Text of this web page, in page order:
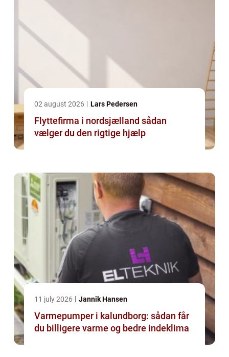
02 august 2026 Lars Pedersen
Flyttefirma i nordsjælland sådan
vælger du den rigtige hjælp
11 july 2026 Jannik Hansen
Varmepumper i kalundborg: sådan får
du billigere varme og bedre indeklima